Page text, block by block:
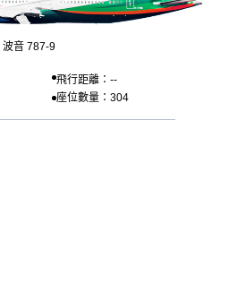
波音 787-9
飛行距離：--
座位數量：304